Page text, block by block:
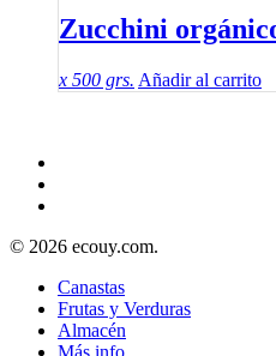
Zucchini
x 500 grs. Añadir al carrito
© 2026 ecouy.com.
Canastas
Frutas y Verduras
Almacén